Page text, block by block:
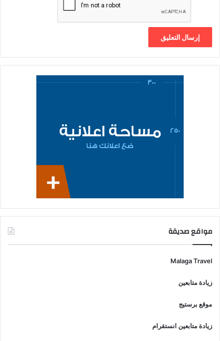
مواقع صديقة
Malaga Travel
زيادة متابعين
موقع برستيج
زيادة متابعين انستقرام